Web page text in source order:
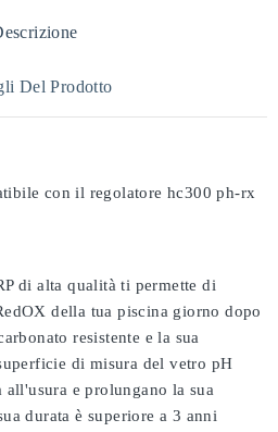
Del Prodotto
con il regolatore hc300 ph-rx
di alta qualità ti permette di
della tua piscina giorno dopo
resistente e la sua
di misura del vetro pH
e prolungano la sua
durata è superiore a 3 anni